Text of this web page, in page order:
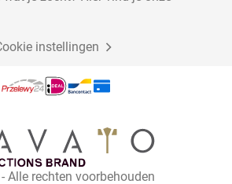
Glaspolijstmachines
Dubbelglasproductielijnen
instellingen
Alle rechten voorbehouden